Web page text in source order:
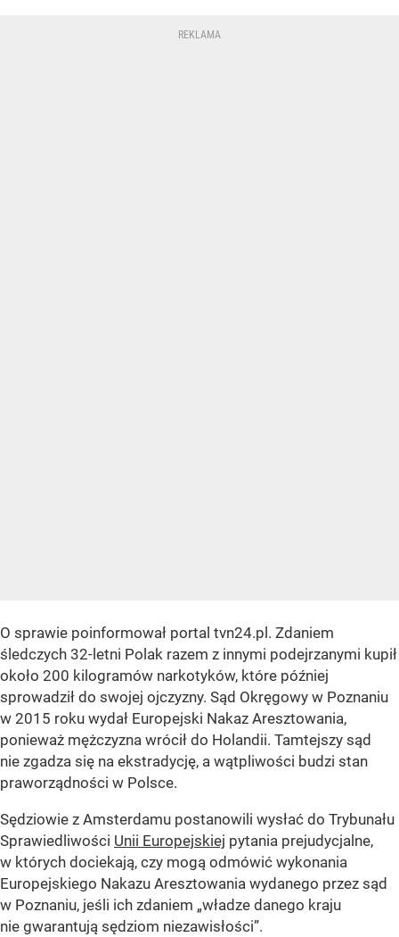
O sprawie poinformował portal tvn24.pl. Zdaniem
śledczych 32-letni Polak razem z innymi podejrzanymi kupił
około 200 kilogramów narkotyków, które później
sprowadził do swojej ojczyzny. Sąd Okręgowy w Poznaniu
w 2015 roku wydał Europejski Nakaz Aresztowania,
ponieważ mężczyzna wrócił do Holandii. Tamtejszy sąd
nie zgadza się na ekstradycję, a wątpliwości budzi stan
praworządności w Polsce.
Sędziowie z Amsterdamu postanowili wysłać do Trybunału
Sprawiedliwości Unii Europejskiej pytania prejudycjalne,
w których dociekają, czy mogą odmówić wykonania
Europejskiego Nakazu Aresztowania wydanego przez sąd
w Poznaniu, jeśli ich zdaniem „władze danego kraju
nie gwarantują sędziom niezawisłości”.